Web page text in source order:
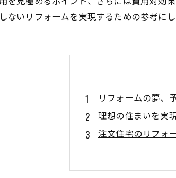
ないリフォームを実現するための参考にし
リフォームの夢、
理想の住まいを実
注文住宅のリフォ
効率的な予算編成
後悔しないリフォ